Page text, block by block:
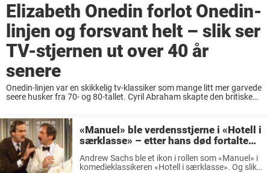
Elizabeth Onedin forlot Onedin-
linjen og forsvant helt – slik ser
TV-stjernen ut over 40 år
senere
Onedin-linjen var en skikkelig tv-klassiker som mange litt mer garvede
seere husker fra 70- og 80-tallet. Cyril Abraham skapte den britiske
«Manuel» ble verdensstjerne i «Hotell i
særklasse» – etter hans død fortalte
kona sannheten om den tragiske
slutten
Andrew Sachs ble et ikon i rollen som «Manuel» i
komedieklassikeren «Hotell i særklasse». Og slik